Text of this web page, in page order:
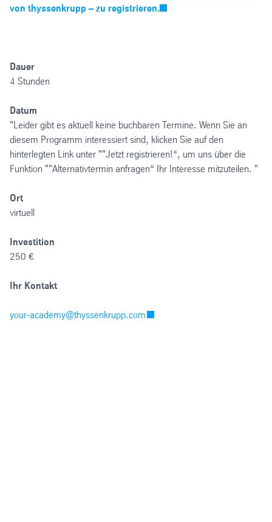
von thyssenkrupp – zu registrieren.
Dauer
4 Stunden
Datum
"Leider gibt es aktuell keine buchbaren Termine. Wenn Sie an
diesem Programm interessiert sind, klicken Sie auf den
hinterlegten Link unter ""Jetzt registrieren!“, um uns über die
Funktion ""Alternativtermin anfragen“ Ihr Interesse mitzuteilen. "
Ort
virtuell
Investition
250 €
Ihr Kontakt
your-academy@thyssenkrupp.com